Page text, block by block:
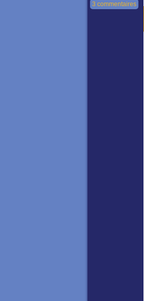
3 commentaires